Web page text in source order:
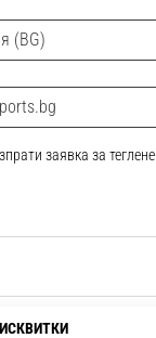
(BG)
заявка за теглене